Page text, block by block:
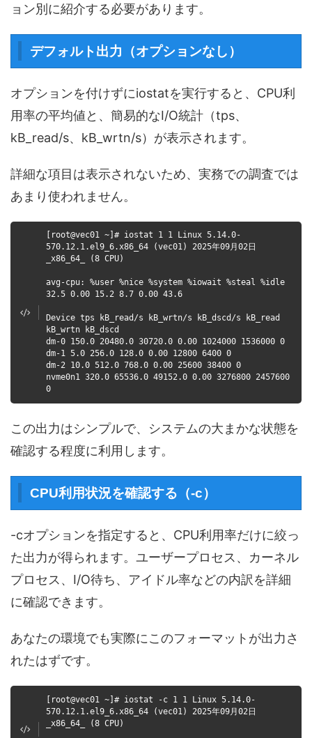
ョン別に紹介する必要があります。
デフォルト出力（オプションなし）
オプションを付けずにiostatを実行すると、CPU利
用率の平均値と、簡易的なI/O統計（tps、
kB_read/s、kB_wrtn/s）が表示されます。
詳細な項目は表示されないため、実務での調査では
あまり使われません。
[root@vec01 ~]# iostat 1 1 Linux 5.14.0-
570.12.1.el9_6.x86_64 (vec01) 2025年09月02日
_x86_64_ (8 CPU)
avg-cpu: %user %nice %system %iowait %steal %idle
32.5 0.00 15.2 8.7 0.00 43.6
Device tps kB_read/s kB_wrtn/s kB_dscd/s kB_read
kB_wrtn kB_dscd
dm-0 150.0 20480.0 30720.0 0.00 1024000 1536000 0
dm-1 5.0 256.0 128.0 0.00 12800 6400 0
dm-2 10.0 512.0 768.0 0.00 25600 38400 0
nvme0n1 320.0 65536.0 49152.0 0.00 3276800 2457600
0
この出力はシンプルで、システムの大まかな状態を
確認する程度に利用します。
CPU利用状況を確認する（-c）
-cオプションを指定すると、CPU利用率だけに絞っ
た出力が得られます。ユーザープロセス、カーネル
プロセス、I/O待ち、アイドル率などの内訳を詳細
に確認できます。
あなたの環境でも実際にこのフォーマットが出力さ
れたはずです。
[root@vec01 ~]# iostat -c 1 1 Linux 5.14.0-
570.12.1.el9_6.x86_64 (vec01) 2025年09月02日
_x86_64_ (8 CPU)